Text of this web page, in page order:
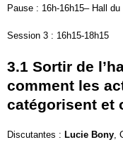
Pause : 16h-16h15– Hall
Session 3 : 16h15-18h15
3.1 Sortir de
comment les
catégorisent et
Discutantes : Lucie Bony